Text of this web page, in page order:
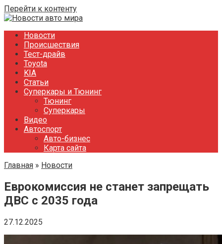
Перейти к контенту
Новости
Происшествия
Тест-драйв
Toyota
KIA
Статьи
Суперкары и Тюнинг
Тюнинг
Суперкары
Видео
Автоспорт
Авто-бизнес
Карта сайта
Главная » Новости
Еврокомиссия не станет запрещать
ДВС с 2035 года
27.12.2025